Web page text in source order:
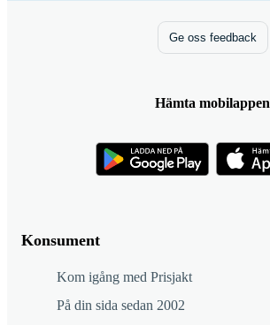
Konsument
Kom igång med Prisjakt
På din sida sedan 2002
Ge oss feedback
Hämta mobilappen